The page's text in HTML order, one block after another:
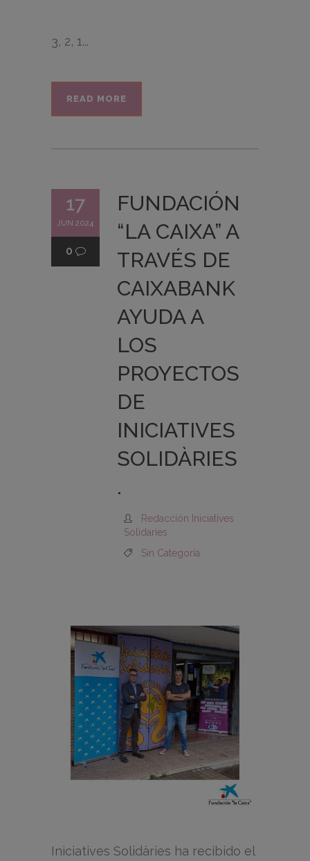
3, 2, 1...
READ MORE
17
JUN 2024
0
FUNDACIÓN
“LA CAIXA” A
TRAVÉS DE
CAIXABANK
AYUDA A
LOS
PROYECTOS
DE
INICIATIVES
SOLIDÀRIES
.
Redacción Iniciatives
Solidaries
Sin Categoría
Iniciatives Solidàries ha recibido el